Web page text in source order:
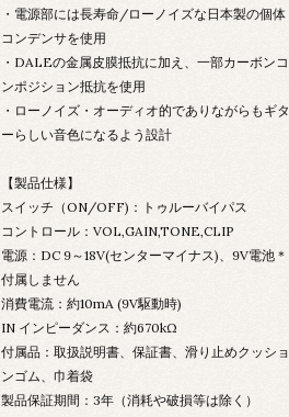
・電源部には長寿命/ローノイズな日本製の個体
コンデンサを使用
・DALEの金属皮膜抵抗に加え、一部カーボンコ
ンポジション抵抗を使用
・ローノイズ・オーディオ的でありながらもギタ
ーらしい音色になるよう設計
【製品仕様】
スイッチ（ON/OFF)：トゥルーバイパス
コントロール：VOL,GAIN,TONE,CLIP
電源：DC 9～18V(センターマイナス)、9V電池＊
付属しません
消費電流：約10mA (9V駆動時)
IN インピーダンス：約670kΩ
付属品：取扱説明書、保証書、滑り止めクッショ
ンゴム、巾着袋
製品保証期間：3年（消耗や破損等は除く）